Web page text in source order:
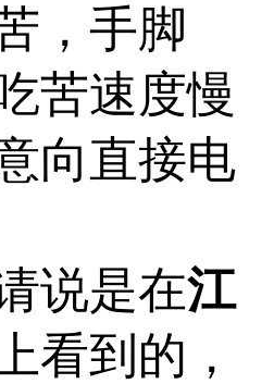
，手脚
苦速度慢
向直接电
说是在江
上看到的，